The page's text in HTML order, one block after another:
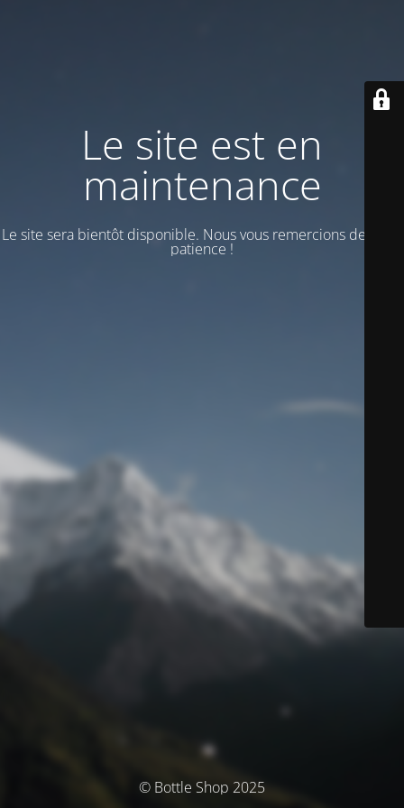
Le site est en
maintenance
Le site sera bientôt disponible. Nous vous remercions de votre
patience !
© Bottle Shop 2025